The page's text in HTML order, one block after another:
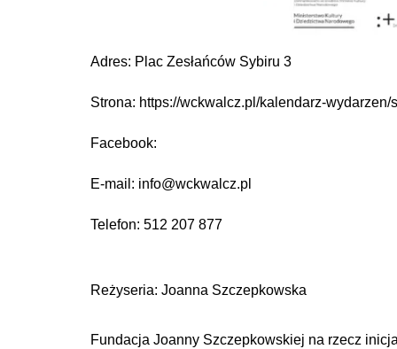
Adres: Plac Zesłańców Sybiru 3
Strona: https://wckwalcz.pl/kalendarz-
Facebook:
E-mail: info@wckwalcz.pl
Telefon: 512 207 877
Reżyseria: Joanna Szczepkowska
Fundacja Joanny Szczepkowskiej na rzecz